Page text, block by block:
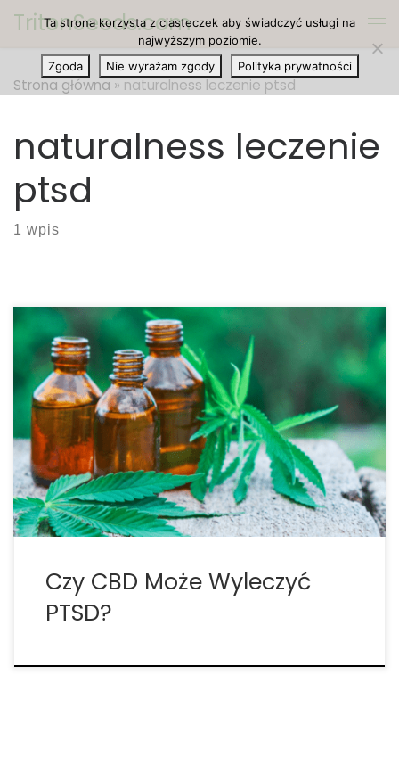
Przejdź do treści
TritonSeeds.com
Strona główna » naturalness leczenie ptsd
naturalness leczenie
ptsd
1 wpis
CBD posiada wiele korzystnych właściwości, a w
tym pomaga osobom cierpiącym na PTSD.
Niepokój oraz stres pojawiają się w Twoim życiu
każdego dnia, a chwile, w których nie jesteś
zestresowany są wyjątkiem? Jak można przeczytać
w artykule opublikowanym w „New […]
Czy CBD Może Wyleczyć
PTSD?
Ta strona korzysta z ciasteczek aby świadczyć usługi na
najwyższym poziomie.
Zgoda
Nie wyrażam zgody Polityka prywatności